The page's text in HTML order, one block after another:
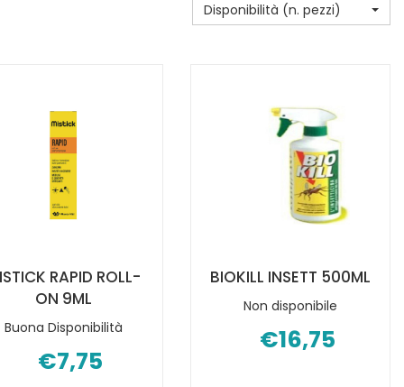
Disponibilità (n. pezzi)
RAPID ROLL-
ON 9ML
Buona Disponibilità
€7,75
BIOKILL INSETT 500ML
Non disponibile
€16,75